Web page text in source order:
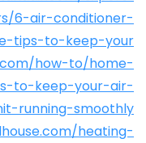
6-air-conditioner-
tips-to-keep-your/
how-to/home-
to-keep-your-air-
running-smoothly
heating-